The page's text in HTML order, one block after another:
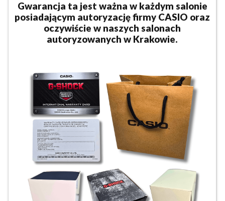
Gwarancja ta jest ważna w każdym salonie
posiadającym autoryzację firmy CASIO oraz
oczywiście w naszych salonach
autoryzowanych w Krakowie.